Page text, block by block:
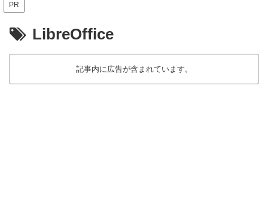
PR
LibreOffice
記事内に広告が含まれています。